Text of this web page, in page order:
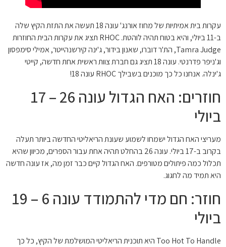
עקרות בית אמיתיות של מחוז אורנג' עונה 18 תעשה את התזת הקיץ שלה
ב-11 ביולי, והיא בטוח תהיה לוהטת. RHOC תציג את עקרות הבית החוזרות
Tamra Judge, הת'ר דוברו, שאנון בידור, ג'ינה קירשנהייטר, אמילי סימפסון
וג'ניפר פדרנטי. עונה 18 תציג גם חברת צוות ראשית אחת חדשה, קייטי
ג'ינלה. אנחנו כל כך מוכנים בשבילך RHOC עונה 18!
חוזרים: האח הגדול עונה 26 – 17
ביולי
מעריצי האח הגדול ישמחו לשמוע שעונת הריאליטי החדשה ביותר תעלה
בקרוב ב-17 ביולי. עונה 26 בהחלט תהיה אחת עבור הספרים, מכיוון שהיא
תכלול כמה פיתולים מטורפים. האח הגדול קיים כבר זמן מה, אז עונה חדשה
היא תמיד מה לחגוג.
חוזר: חם מדי להתמודד עונה 6 – 19
ביולי
Too Hot To Handle היא תוכנית הריאליטי המושלמת של הקיץ, כל כך